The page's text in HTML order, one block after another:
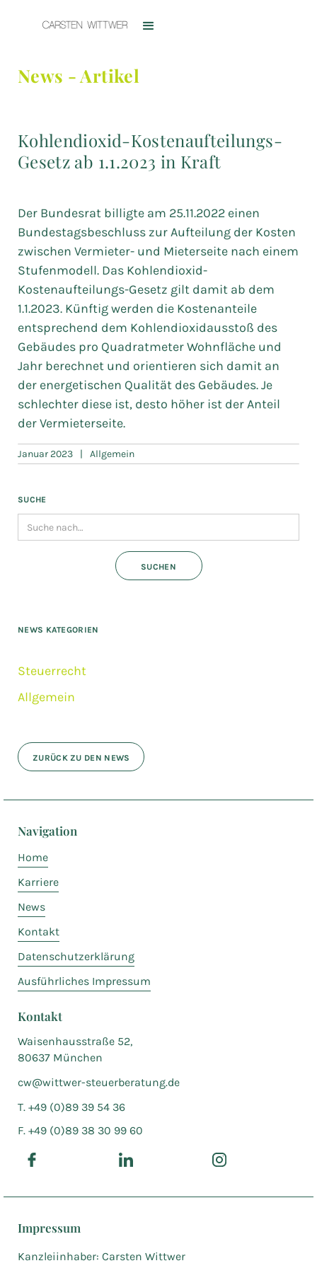
News - Artikel
Kohlendioxid-Kostenaufteilungs-
Gesetz ab 1.1.2023 in Kraft
Der Bundesrat billigte am 25.11.2022 einen
Bundestagsbeschluss zur Aufteilung der Kosten
zwischen Vermieter- und Mieterseite nach einem
Stufenmodell. Das Kohlendioxid-
Kostenaufteilungs-Gesetz gilt damit ab dem
1.1.2023. Künftig werden die Kostenanteile
entsprechend dem Kohlendioxidausstoß des
Gebäudes pro Quadratmeter Wohnfläche und
Jahr berechnet und orientieren sich damit an
der energetischen Qualität des Gebäudes. Je
schlechter diese ist, desto höher ist der Anteil
der Vermieterseite.
Januar 2023 | Allgemein
SUCHE
NEWS KATEGORIEN
Steuerrecht
Allgemein
ZURÜCK ZU DEN NEWS
Navigation
Home
Karriere
News
Kontakt
Datenschutzerklärung
Ausführliches Impressum
Kontakt
Waisenhausstraße 52,
80637 München
cw@wittwer-steuerberatung.de
T. +49 (0)89 39 54 36
F. +49 (0)89 38 30 99 60
Impressum
Kanzleiinhaber: Carsten Wittwer